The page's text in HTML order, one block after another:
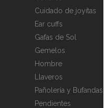
Cuidado de joyitas
Ear cuffs
Gafas de Sol
Gemelos
Hombre
Llaveros
Pañolería y Bufandas
Pendientes